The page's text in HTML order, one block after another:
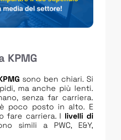
KPMG
sono ben chiari. Si
ma anche più lenti.
senza far carriera.
poco posto in alto. E
fare carriera. I livelli di
simili a PWC, E&Y,